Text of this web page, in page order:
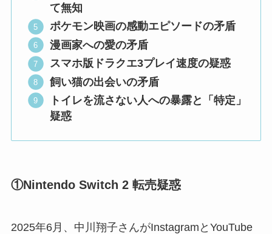
て無知
ポケモン映画の感動エピソードの矛盾
漫画家への愛の矛盾
スマホ版ドラクエ3プレイ速度の疑惑
飼い猫の出会いの矛盾
トイレを流さない人への暴露と「特定」
疑惑
①Nintendo Switch 2 転売疑惑
2025年6月、中川翔子さんがInstagramとYouTube